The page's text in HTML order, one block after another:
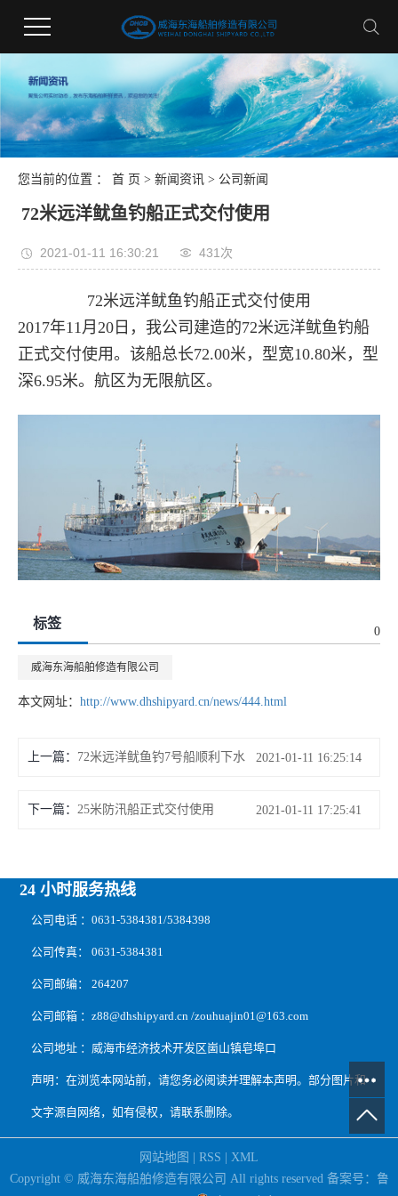
您当前的位置 ：首 页 >新闻资讯 > 公司新闻
72米远洋鱿鱼钓船正式交付使用
2021-01-11 16:30:21 431次
72米远洋鱿鱼钓船正式交付使用
2017年11月20日，我公司建造的72米远洋鱿鱼钓船
正式交付使用。该船总长72.00米，型宽10.80米，型
深6.95米。航区为无限航区。
标签
0
威海东海船舶修造有限公司
本文网址：http://www.dhshipyard.cn/news/444.html
上一篇： 72米远洋鱿鱼钓7号船顺利下水 2021-01-11 16:25:14
下一篇： 25米防汛船正式交付使用 2021-01-11 17:25:41
24 小时服务热线
公司电话 ：0631-5384381/5384398
公司传真： 0631-5384381
公司邮编： 264207
公司邮箱 ：z88@dhshipyard.cn /zouhuajin01@163.com
公司地址 ：威海市经济技术开发区崮山镇皂埠口
声明：在浏览本网站前，请您务必阅读并理解本声明。部分图片和
文字源自网络，如有侵权，请联系删除。
网站地图 RSS
XML
Copyright © 威海东海船舶修造有限公司 All rights reserved 备案号： 鲁